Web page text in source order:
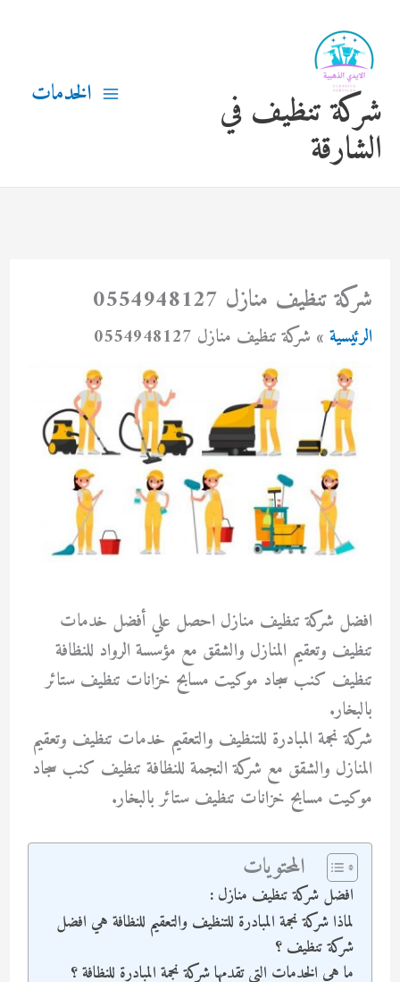
المحتوى
شركة تنظيف في
الشارقة
الخدمات
شركة تنظيف منازل 0554948127
الرئيسية شركة تنظيف منازل 0554948127
افضل شركة تنظيف منازل احصل علي أفضل خدمات
تنظيف وتعقيم المنازل والشقق مع مؤسسة الرواد للنظافة
تنظيف كنب سجاد موكيت مسابح خزانات تنظيف ستائر
بالبخار.
شركة نجمة المبادرة للتنظيف والتعقيم خدمات تنظيف وتعقيم
المنازل والشقق مع شركة النجمة للنظافة تنظيف كنب سجاد
موكيت مسابح خزانات تنظيف ستائر بالبخار.
المحتويات
افضل شركة تنظيف منازل :
لماذا شركة نجمة المبادرة للتنظيف والتعقيم للنظافة هي افضل
شركة تنظيف ؟
ما هي الخدمات التي تقدمها شركة نجمة المبادرة للنظافة ؟